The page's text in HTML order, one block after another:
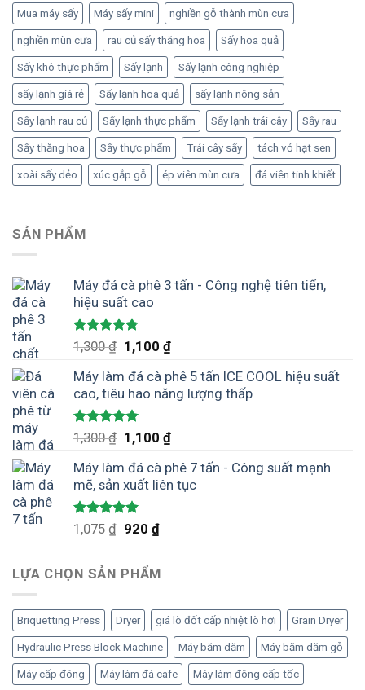
Mua máy sấy Máy sấy mini nghiền gỗ thành mùn cưa
nghiền mùn cưa rau củ sấy thăng hoa Sấy hoa quả
Sấy khô thực phẩm Sấy lạnh Sấy lạnh công nghiệp
sấy lạnh giá rẻ Sấy lạnh hoa quả sấy lạnh nông sản
Sấy lạnh rau củ Sấy lạnh thực phẩm Sấy lạnh trái cây Sấy rau
Sấy thăng hoa Sấy thực phẩm Trái cây sấy tách vỏ hạt sen
xoài sấy dẻo xúc gắp gỗ ép viên mùn cưa đá viên tinh khiết
SẢN PHẨM
Máy đá cà phê 3 tấn - Công nghệ tiên tiến,
hiệu suất cao
Được xếp
hạng
4.75
5 sao
1,300₫ Giá
là:
1,300 ₫.
1,100₫Giá
tại
là:
Máy làm đá cà phê 5 tấn ICE COOL hiệu suất
cao, tiêu hao năng lượng thấp
Được xếp
hạng
5.00
5 sao
1,300₫ Giá
là:
1,300 ₫.
1,100₫Giá
tại
là:
Máy làm đá cà phê 7 tấn - Công suất mạnh
mẽ, sản xuất liên tục
Được xếp
hạng
5.00
1,075₫ Giá
1,075 ₫.
920₫Giá
là:
LỰA CHỌN SẢN PHẨM
Briquetting Press Dryer giá lò đốt cấp nhiệt lò hơi Grain Dryer
Hydraulic Press Block Machine Máy băm dăm Máy băm dăm gỗ
Máy cấp đông Máy làm đá cafe Máy làm đông cấp tốc